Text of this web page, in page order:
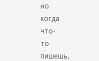
но
когда
что-
то
пишешь,